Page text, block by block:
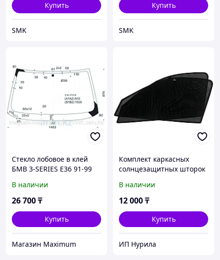
Купить
SMK
Купить
SMK
Стекло лобовое в клей
БМВ 3-SERIES E36 91-99
HBK
В наличии
26 700₸
Купить
Mагазин Maximum
Комплект каркасных
солнцезащитных шторок
BMW X-5 E-53 1999, 2000,
2001, 2002, 2003, 2004,
В наличии
12 000₸
Купить
ИП Нурила